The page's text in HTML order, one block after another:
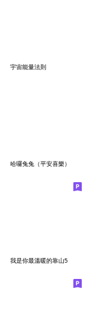
宇宙能量法則
哈囉兔兔（平安喜樂）
我是你最溫暖的靠山5